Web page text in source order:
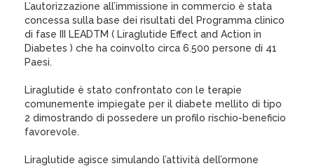
L’autorizzazione all’immissione in commercio è stata
concessa sulla base dei risultati del Programma clinico
di fase III LEADTM ( Liraglutide Effect and Action in
Diabetes ) che ha coinvolto circa 6.500 persone di 41
Paesi.
Liraglutide è stato confrontato con le terapie
comunemente impiegate per il diabete mellito di tipo
2 dimostrando di possedere un profilo rischio-beneficio
favorevole.
Liraglutide agisce simulando l’attività dell’ormone